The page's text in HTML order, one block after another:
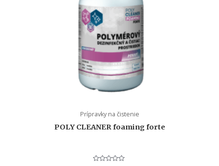
Prípravky na čistenie
POLY CLEANER foaming forte